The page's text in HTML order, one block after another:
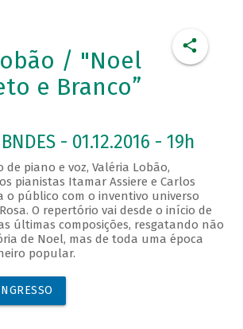
/ "Noel
e Branco”
- 01.12.2016 - 19h
de piano e voz, Valéria Lobão,
pianistas Itamar Assiere e Carlos
o público com o inventivo universo
O repertório vai desde o início de
últimas composições, resgatando não
de Noel, mas de toda uma época
popular.